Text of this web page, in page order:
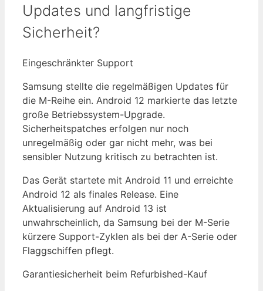
Updates und langfristige
Sicherheit?
Eingeschränkter Support
Samsung stellte die regelmäßigen Updates für
die M-Reihe ein. Android 12 markierte das letzte
große Betriebssystem-Upgrade.
Sicherheitspatches erfolgen nur noch
unregelmäßig oder gar nicht mehr, was bei
sensibler Nutzung kritisch zu betrachten ist.
Das Gerät startete mit Android 11 und erreichte
Android 12 als finales Release. Eine
Aktualisierung auf Android 13 ist
unwahrscheinlich, da Samsung bei der M-Serie
kürzere Support-Zyklen als bei der A-Serie oder
Flaggschiffen pflegt.
Garantiesicherheit beim Refurbished-Kauf